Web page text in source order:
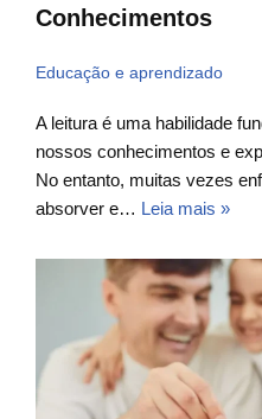
Conhecimentos
Educação e aprendizado
A leitura é uma habilidade
nossos conhecimentos e
No entanto, muitas vezes
absorver e… Leia mais »